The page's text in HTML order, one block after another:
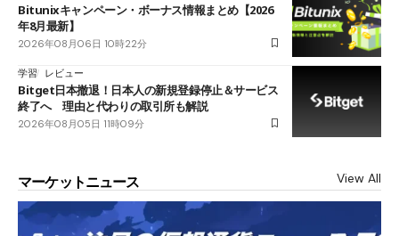
Bitunixキャンペーン・ボーナス情報まとめ【2026
年8月最新】
2026年08月06日 10時22分
学習 レビュー
Bitget日本撤退！日本人の新規登録停止＆サービス
終了へ 理由と代わりの取引所も解説
2026年08月05日 11時09分
マーケットニュース View All